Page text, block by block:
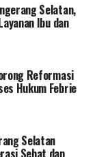
Selatan,
Ibu dan
Reformasi
Hukum Febrie
Selatan
Sehat dan